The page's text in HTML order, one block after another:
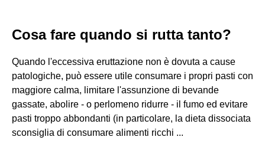
Cosa fare quando si rutta tanto?
Quando l'eccessiva eruttazione non è dovuta a cause
patologiche, può essere utile consumare i propri pasti con
maggiore calma, limitare l'assunzione di bevande
gassate, abolire - o perlomeno ridurre - il fumo ed evitare
pasti troppo abbondanti (in particolare, la dieta dissociata
sconsiglia di consumare alimenti ricchi ...